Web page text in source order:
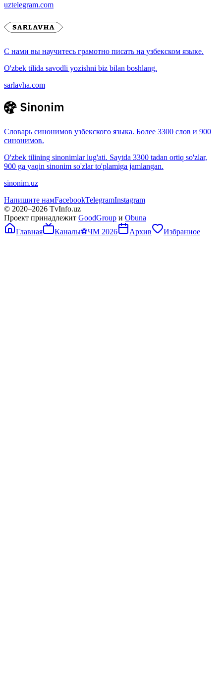
uztelegram.com
С нами вы научитесь грамотно писать на узбекском языке.
O'zbek tilida savodli yozishni biz bilan boshlang.
sarlavha.com
Словарь синонимов узбекского языка. Более 3300 слов и 900
синонимов.
O'zbek tilining sinonimlar lug'ati. Saytda 3300 tadan ortiq so'zlar,
900 ga yaqin sinonim so'zlar to'plamiga jamlangan.
sinonim.uz
Напишите намFacebookTelegramInstagram
© 2020–2026 TvInfo.uz
Проект принадлежит GoodGroup и Obuna
Главная
Каналы⚽ЧМ 2026 Архив Избранное